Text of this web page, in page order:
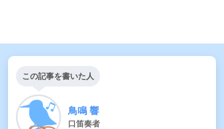
この記事を書いた人
鳥鳴 響
口笛奏者